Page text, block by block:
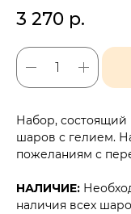
3 270 р.
Набор, состоящий
шаров с гелием.
пожеланиям с
НАЛИЧИЕ:
наличия всех